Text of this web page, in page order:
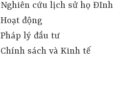
Nghiên cứu lịch sử họ ĐInh
Hoạt động
Pháp lý đầu tư
Chính sách và Kinh tế